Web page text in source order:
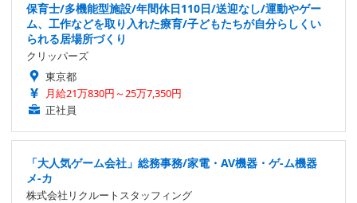
保育士/多機能型施設/年間休日110日/送迎なし/運動やゲー
ム、工作などを取り入れた療育/子どもたちが自分らしくい
られる居場所づくり
クリッパーズ
東京都
月給21万830円～25万7,350円
正社員
「大人気ゲーム会社」総務事務/家電・AV機器・ゲ-ム機器
メ-カ
株式会社リクルートスタッフィング